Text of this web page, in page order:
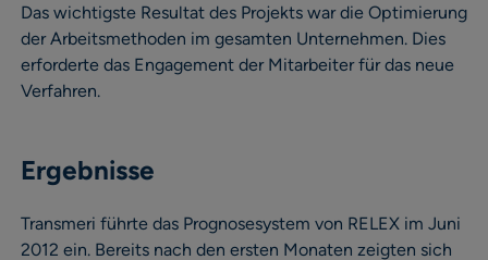
Das wichtigste Resultat des Projekts war die Optimierung
der Arbeitsmethoden im gesamten Unternehmen. Dies
erforderte das Engagement der Mitarbeiter für das neue
Verfahren.
Ergebnisse
Transmeri führte das Prognosesystem von RELEX im Juni
2012 ein. Bereits nach den ersten Monaten zeigten sich